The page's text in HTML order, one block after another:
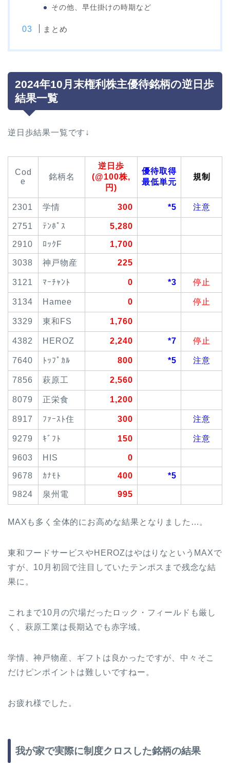
その他、早仕掛けの時期など
まとめ
2024年10月末権利株主優待銘柄の逆日歩
結果一覧
逆日歩結果一覧です↓
Cod
e
銘柄名
逆日歩
(@100株,
円)
優待取得
最低単元
規制
2301 学情 300 *5 注意
2751 ﾃﾝﾎﾟｽ 5,280
2910 ﾛｯｸF 1,700
3038 神戸物産 225
3121 ﾏｰﾁｬﾝﾄ 0 *3 停止
3134 Hamee 0 停止
3329 東和FS 1,760
4382 HEROZ 2,240 *7 停止
7640 ﾄｯﾌﾟｶﾙ 800 *5 注意
7856 萩原工 2,560
8079 正栄食 1,200
8917 ﾌｧｰｽﾄ住 300 注意
9279 ｷﾞﾌﾄ 150 注意
9603 HIS 0
9678 ｶﾅﾓﾄ 400 *5
9824 泉州電 995
MAXも多く全体的にお高めな結果となりました…。
東和フードサービスやHEROZはやはりなというMAXで
すが、10月初回で注目していたテンポスまで残念な結
果に。
これまで10月の穴場だったロック・フィールドも厳し
く、萩原工業は長期込でも赤字域。
学情、神戸物産、ギフトは良かったですが、中々そこ
だけピンポイントは難しいですねー。
お疲れ様でした。
我が家で実際に制度クロスした銘柄の結果